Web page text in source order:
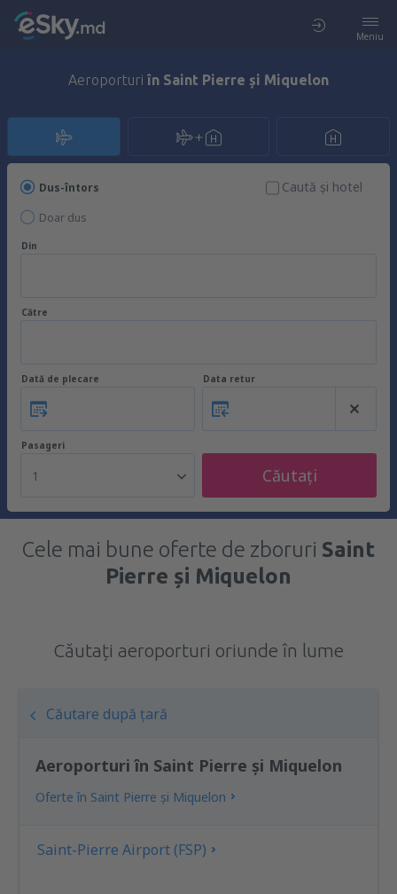
Meniu
Aeroporturi în Saint Pierre și Miquelon
Dus-întors
Doar dus
Caută şi hotel
Din
Către
Dată de plecare Data retur
Pasageri
1 Căutați
Cele mai bune oferte de zboruri Saint
Pierre și Miquelon
Căutați aeroporturi oriunde în lume
Căutare după țară
Aeroporturi în Saint Pierre și Miquelon
Oferte în Saint Pierre și Miquelon
Saint-Pierre Airport (FSP)